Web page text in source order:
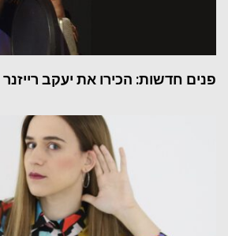
פנים חדשות: הכירו את יעקב רייזנר